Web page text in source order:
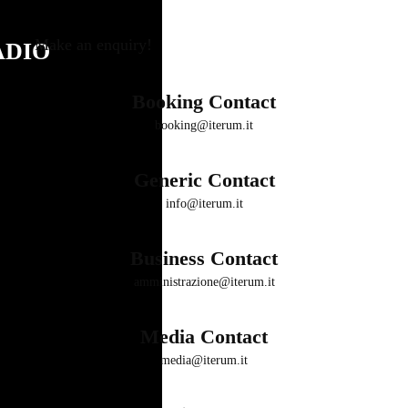
Make an enquiry!
Booking Contact
booking@iterum.it
Generic Contact
info@iterum.it
Business Contact
amministrazione@iterum.it
Media Contact
media@iterum.it